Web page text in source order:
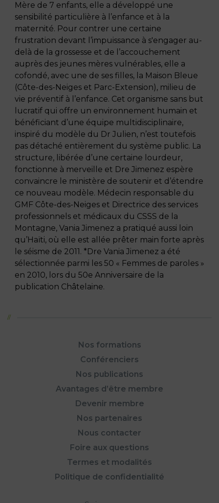
Mère de 7 enfants, elle a développé une
sensibilité particulière à l’enfance et à la
maternité. Pour contrer une certaine
frustration devant l’impuissance à s'engager au-
delà de la grossesse et de l’accouchement
auprès des jeunes mères vulnérables, elle a
cofondé, avec une de ses filles, la Maison Bleue
(Côte-des-Neiges et Parc-Extension), milieu de
vie préventif à l’enfance. Cet organisme sans but
lucratif qui offre un environnement humain et
bénéficiant d’une équipe multidisciplinaire,
inspiré du modèle du Dr Julien, n’est toutefois
pas détaché entièrement du système public. La
structure, libérée d’une certaine lourdeur,
fonctionne à merveille et Dre Jimenez espère
convaincre le ministère de soutenir et d’étendre
ce nouveau modèle. Médecin responsable du
GMF Côte-des-Neiges et Directrice des services
professionnels et médicaux du CSSS de la
Montagne, Vania Jimenez a pratiqué aussi loin
qu’Haïti, où elle est allée prêter main forte après
le séisme de 2011. *Dre Vania Jimenez a été
sélectionnée parmi les 50 « Femmes de paroles »
en 2010, lors du 50e Anniversaire de la
publication Châtelaine.
Nos formations
Conférenciers
Nos publications
Avantages d’être membre
Devenir membre
Nos partenaires
Nous contacter
Foire aux questions
Termes et modalités
Politique de confidentialité